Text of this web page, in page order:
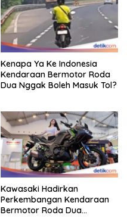
Kenapa Ya Ke Indonesia
Kendaraan Bermotor Roda
Dua Nggak Boleh Masuk Tol?
Kawasaki Hadirkan
Perkembangan Kendaraan
Bermotor Roda Dua